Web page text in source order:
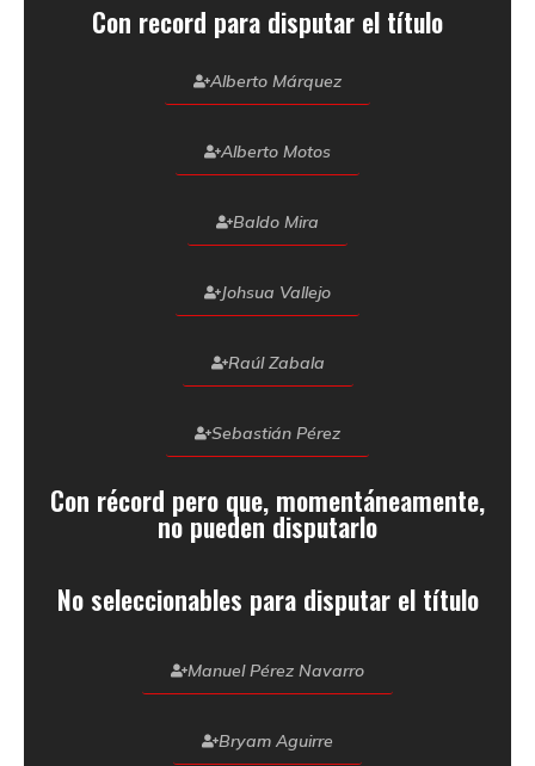
Con record para disputar el título
Alberto Márquez
Alberto Motos
Baldo Mira
Johsua Vallejo
Raúl Zabala
Sebastián Pérez
Con récord pero que, momentáneamente,
no pueden disputarlo
No seleccionables para disputar el título
Manuel Pérez Navarro
Bryam Aguirre